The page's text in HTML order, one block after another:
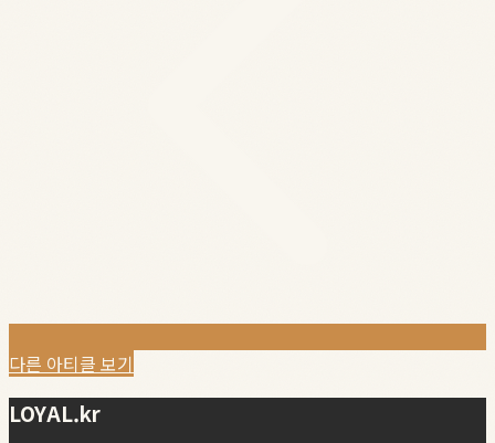
다른 아티클 보기
LOYAL.kr